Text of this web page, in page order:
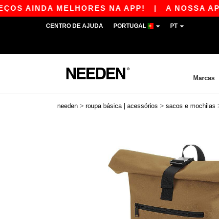
MELHORES NA APP!|A NOSSA APP JÁ
CENTRO DE AJUDA PORTUGAL PT
Marcas
needen > roupa básica | acessórios > sacos e mochilas